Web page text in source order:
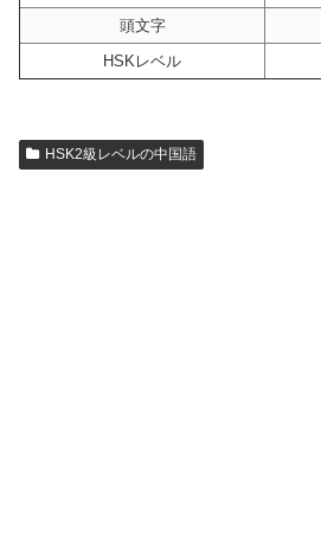
頭文字
HSKレベル
HSK2級レベルの中国語